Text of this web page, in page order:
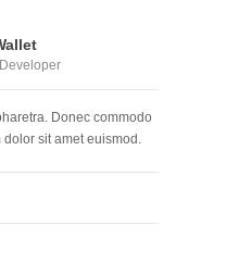
Donec commodo
sit amet euismod.